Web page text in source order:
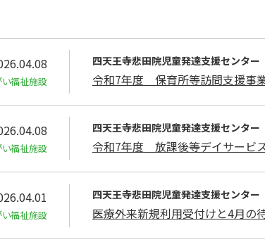
福祉施設
四天王寺悲⽥院児童発達⽀援センター
令和7年度 保育所等訪問支援事
福祉施設
四天王寺悲⽥院児童発達⽀援センター
令和7年度 放課後等デイサービ
福祉施設
四天王寺悲⽥院児童発達⽀援センター
医療外来新規利用受付けと4月の